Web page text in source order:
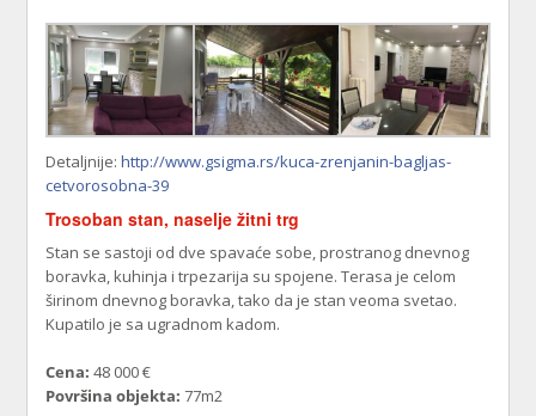
Detaljnije:http://www.gsigma.rs/kuca-zrenjanin-bagljas-
cetvorosobna-39
Trosoban stan, naselje žitni trg
Stan se sastoji od dve spavaće sobe, prostranog dnevnog
boravka, kuhinja i trpezarija su spojene. Terasa je celom
širinom dnevnog boravka, tako da je stan veoma svetao.
Kupatilo je sa ugradnom kadom.
Cena: 48 000 €
Površina objekta: 77m2